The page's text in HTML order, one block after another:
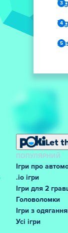
Let
ПОПУЛЯРНИЙ
Ігри про
.io ігри
Ігри для 2
Головоломки
Ігри з
Усі ігри